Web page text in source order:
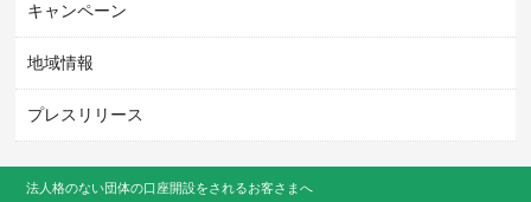
キャンペーン
地域情報
プレスリリース
法人格のない団体の口座開設をされるお客さまへ